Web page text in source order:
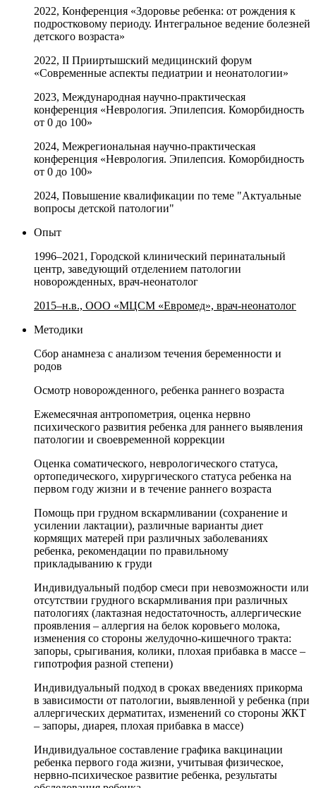
2022, Конференция «Здоровье ребенка: от рождения к
подростковому периоду. Интегральное ведение болезней
детского возраста»
2022, II Прииртышский медицинский форум
«Современные аспекты педиатрии и неонатологии»
2023, Международная научно-практическая
конференция «Неврология. Эпилепсия. Коморбидность
от 0 до 100»
2024, Межрегиональная научно-практическая
конференция «Неврология. Эпилепсия. Коморбидность
от 0 до 100»
2024, Повышение квалификации по теме "Актуальные
вопросы детской патологии"
Опыт
1996–2021, Городской клинический перинатальный
центр, заведующий отделением патологии
новорожденных, врач-неонатолог
2015–н.в., ООО «МЦСМ «Евромед», врач-неонатолог
Методики
Сбор анамнеза с анализом течения беременности и
родов
Осмотр новорожденного, ребенка раннего возраста
Ежемесячная антропометрия, оценка нервно
психического развития ребенка для раннего выявления
патологии и своевременной коррекции
Оценка соматического, неврологического статуса,
ортопедического, хирургического статуса ребенка на
первом году жизни и в течение раннего возраста
Помощь при грудном вскармливании (сохранение и
усилении лактации), различные варианты диет
кормящих матерей при различных заболеваниях
ребенка, рекомендации по правильному
прикладыванию к груди
Индивидуальный подбор смеси при невозможности или
отсутствии грудного вскармливания при различных
патологиях (лактазная недостаточность, аллергические
проявления – аллергия на белок коровьего молока,
изменения со стороны желудочно-кишечного тракта:
запоры, срыгивания, колики, плохая прибавка в массе –
гипотрофия разной степени)
Индивидуальный подход в сроках введениях прикорма
в зависимости от патологии, выявленной у ребенка (при
аллергических дерматитах, изменений со стороны ЖКТ
– запоры, диарея, плохая прибавка в массе)
Индивидуальное составление графика вакцинации
ребенка первого года жизни, учитывая физическое,
нервно-психическое развитие ребенка, результаты